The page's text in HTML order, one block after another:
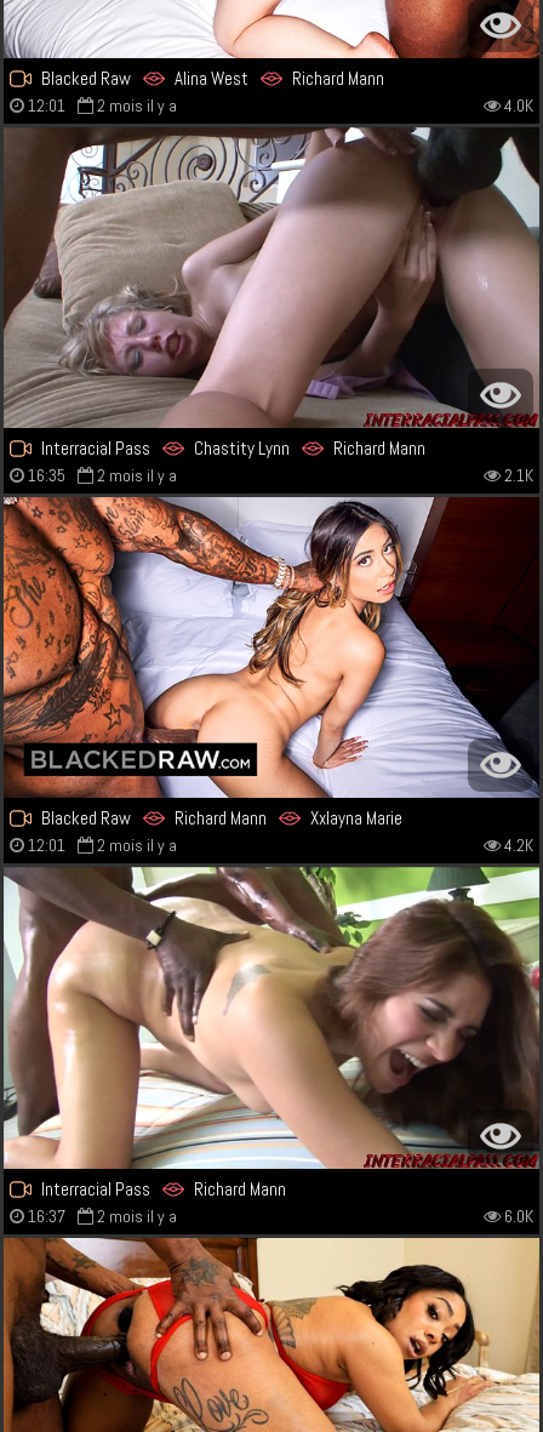
Blacked Raw Alina West Richard Mann
12:01 2 mois il y a 4.0K
Interracial Pass Chastity Lynn Richard Mann
16:35 2 mois il y a 2.1K
Blacked Raw Richard Mann Xxlayna Marie
12:01 2 mois il y a 4.2K
Interracial Pass Richard Mann
16:37 2 mois il y a 6.0K